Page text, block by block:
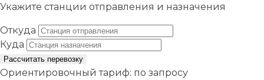
Укажите станции отправления и назначения
Откуда
Куда
Рассчитать перевозку
Ориентировочный тариф: по запросу